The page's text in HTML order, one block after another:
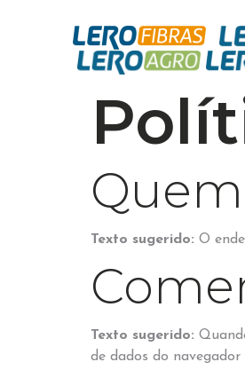
Texto sugerido: O
Texto sugerido:
de dados do